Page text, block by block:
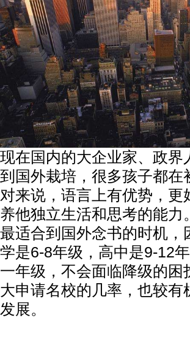
现在国内的大企业家、政
到国外栽培，很多孩子都
对来说，语言上有优势，
养他独立生活和思考的能
最适合到国外念书的时机
学是6-8年级，高中是9-12
一年级，不会面临降级的
大申请名校的几率，也较
发展。